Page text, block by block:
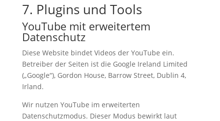
7. Plugins und Tools
YouTube mit erweitertem
Datenschutz
Diese Website bindet Videos der YouTube ein.
Betreiber der Seiten ist die Google Ireland Limited
(„Google“), Gordon House, Barrow Street, Dublin 4,
Irland.
Wir nutzen YouTube im erweiterten
Datenschutzmodus. Dieser Modus bewirkt laut